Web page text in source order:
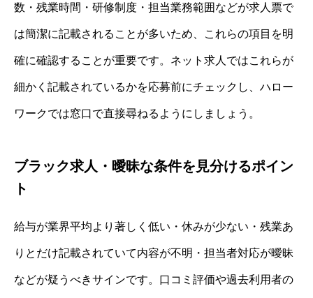
数・残業時間・研修制度・担当業務範囲などが求人票で
は簡潔に記載されることが多いため、これらの項目を明
確に確認することが重要です。ネット求人ではこれらが
細かく記載されているかを応募前にチェックし、ハロー
ワークでは窓口で直接尋ねるようにしましょう。
ブラック求人・曖昧な条件を見分けるポイン
ト
給与が業界平均より著しく低い・休みが少ない・残業あ
りとだけ記載されていて内容が不明・担当者対応が曖昧
などが疑うべきサインです。口コミ評価や過去利用者の